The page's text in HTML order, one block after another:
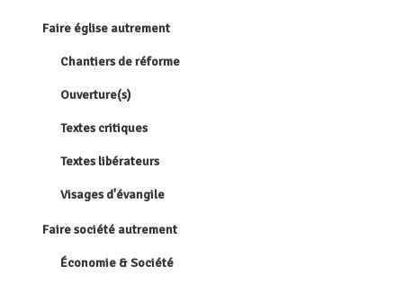
Faire église autrement
Chantiers de réforme
Ouverture(s)
Textes critiques
Textes libérateurs
Visages d'évangile
Faire société autrement
Économie & Société